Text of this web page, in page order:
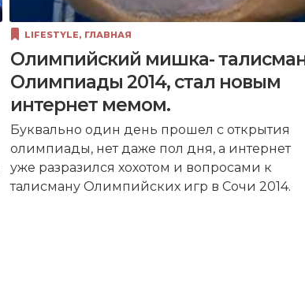
LIFESTYLE, ГЛАВНАЯ
Олимпийский мишка-
Олимпиады 2014, стал новым
интернет мемом.
Буквально один день прошел с открытия
олимпиады, нет даже пол дня, а интернет
уже разразился хохотом и вопросами к
талисману Олимпийских игр в Сочи 2014.